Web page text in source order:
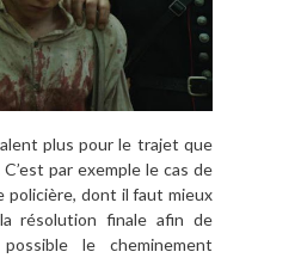
plus pour le trajet que
par exemple le cas de
policière, dont il faut mieux
la résolution finale afin de
le cheminement